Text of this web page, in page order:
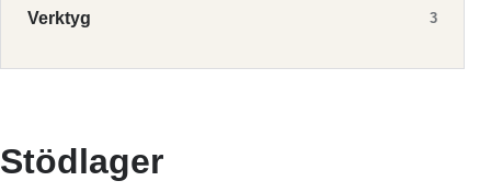
Verktyg 3
Stödlager